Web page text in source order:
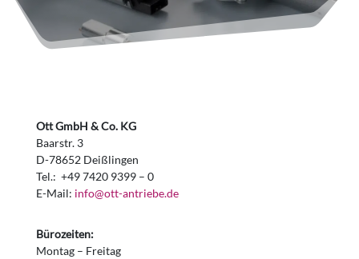
Ott GmbH & Co. KG
Baarstr. 3
D-78652 Deißlingen
Tel.: +49 7420 9399 – 0
E-Mail: info@ott-antriebe.de
Bürozeiten:
Montag – Freitag